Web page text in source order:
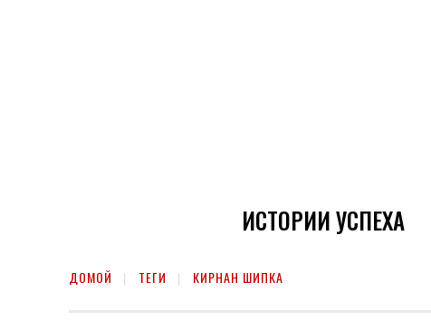
ИСТОРИИ УСПЕХА
ДОМОЙ ТЕГИ КИРНАН ШИПКА